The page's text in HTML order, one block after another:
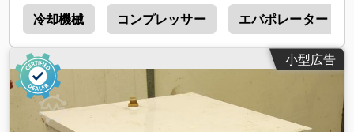
冷却機械 コンプレッサー エバポレーター
小型広告